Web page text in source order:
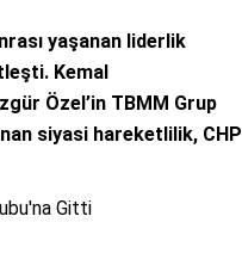
yaşanan liderlik
Kemal
Özel’in TBMM Grup
siyasi hareketlilik, CHP
Gitti